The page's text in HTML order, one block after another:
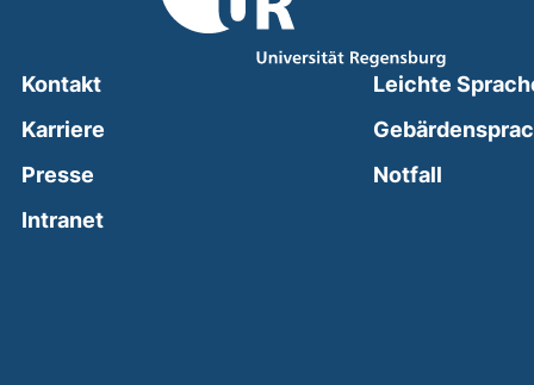
Kontakt
Karriere
Presse
Intranet(external link, opens in a new window)
Leichte
Notfall